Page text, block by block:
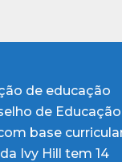
de educação
de Educação
base
Ivy Hill tem 14